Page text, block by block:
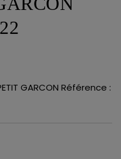
GARCON Référence :